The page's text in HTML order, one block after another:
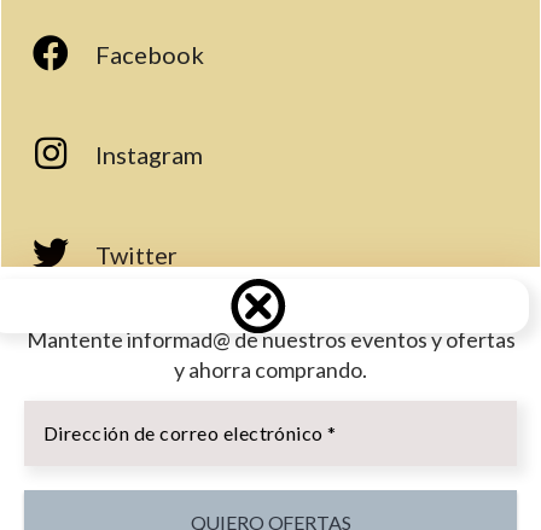
Facebook
Instagram
Twitter
Youtube
Mantente informad@ de nuestros eventos y ofertas
y ahorra comprando.
de
experiencia más relevante grabando sus preferencias y
visitas repetidas. Haciendo clic en “Aceptar todo”, usted
acepta el uso de TODAS las cookies. Sin embargo, puede